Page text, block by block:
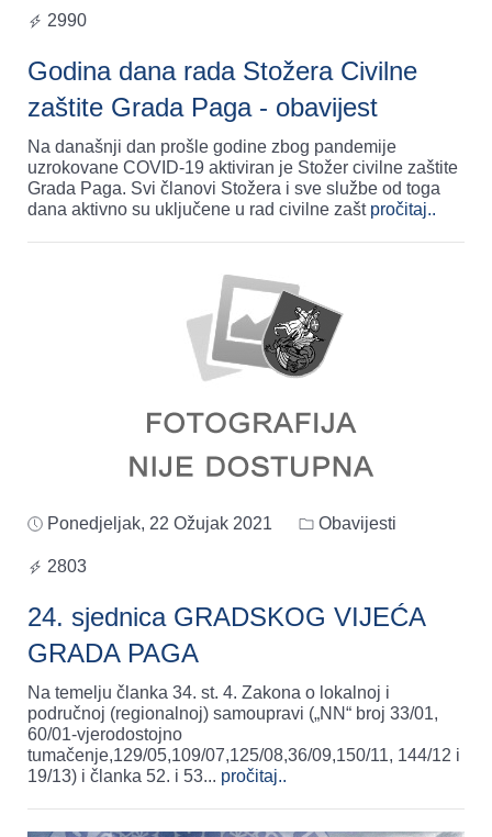
2990
Godina dana rada Stožera Civilne
zaštite Grada Paga - obavijest
Na današnji dan prošle godine zbog pandemije
uzrokovane COVID-19 aktiviran je Stožer civilne zaštite
Grada Paga. Svi članovi Stožera i sve službe od toga
dana aktivno su uključene u rad civilne zašt pročitaj..
Ponedjeljak, 22 Ožujak 2021 Obavijesti
2803
24. sjednica GRADSKOG VIJEĆA
GRADA PAGA
Na temelju članka 34. st. 4. Zakona o lokalnoj i
područnoj (regionalnoj) samoupravi („NN“ broj 33/01,
60/01-vjerodostojno
tumačenje,129/05,109/07,125/08,36/09,150/11, 144/12 i
19/13) i članka 52. i 53... pročitaj..